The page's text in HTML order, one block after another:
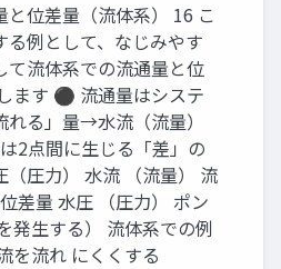
と位差量（流体系） 16 こ
る例として、なじみやす
て流体系での流通量と位
ます ⚫ 流通量はシステ
れる」量→水流（流量）
2点間に生じる「差」の
圧力） 水流 （流量） 流
差量 水圧 （圧力） ポン
発生する） 流体系での例
を流れ にくくする